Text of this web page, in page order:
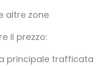
altre zone
il prezzo:
principale trafficata